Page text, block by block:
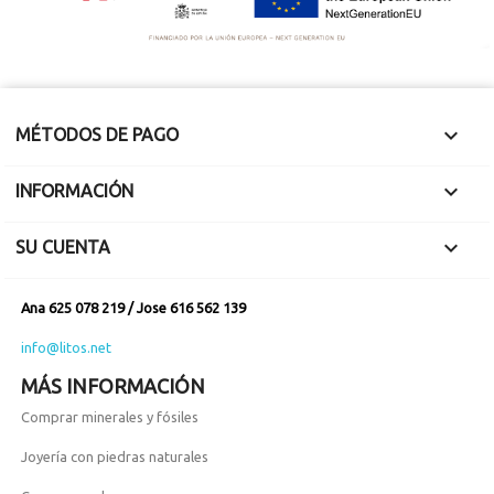
MÉTODOS DE PAGO 
INFORMACIÓN 
SU CUENTA 
Ana 625 078 219 / Jose 616 562 139
info@litos.net
MÁS INFORMACIÓN
Comprar minerales y fósiles
Joyería con piedras naturales